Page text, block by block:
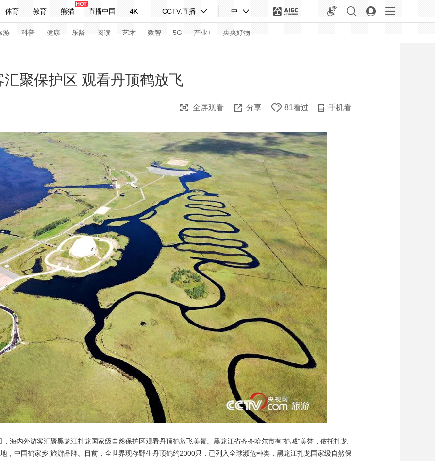
体育 教育 熊猫 直播中国 4K CCTV.直播 中
妙语 热解读 天天学习
持人 下载央视影音
游 科普 健康 乐龄 阅读 艺术 数智 5G 产业+ 央央好物
道 VR/AR 4K专区 全景新闻
入列 人生第一次 人生第二次
会 CBA NBA 中超 国足 国际足球 网球 综合体育 亚冬会
体育江湖 文化体育 冰雪道路 足球道路
央博 非遗 文化 旅游 科普 健康 乐龄 阅读 艺术 汽车 数智 5G
云起 超级工厂 智敬中国 全民健康 颜选攻略 海洋 时尚 天气 才艺 网展
热播榜 总台企业白名单
聚保护区 观看丹顶鹤放飞
全屏观看 分享 81看过 手机看
海内外游客汇聚黑龙江扎龙国家级自然保护区观看丹顶鹤放飞美景。黑龙江省齐齐哈尔市有“鹤城”美誉，依托扎龙
，中国鹤家乡”旅游品牌。目前，全世界现存野生丹顶鹤约2000只，已列入全球濒危种类，黑龙江扎龙国家级自然保